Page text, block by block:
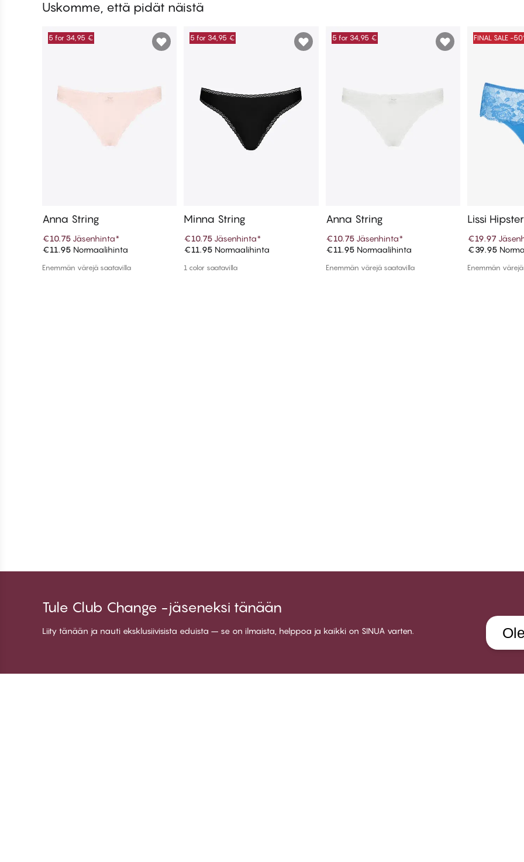
Uskomme, että pidät näistä
Lisää ostoskoriin
5 for 34,95 €
Anna String
€10.75 Jäsenhinta*
€11.95 Normaalihinta
Enemmän värejä saatavilla
Lisää ostoskoriin
5 for 34,95 €
Minna String
€10.75 Jäsenhinta*
€11.95 Normaalihinta
1 color saatavilla
Lisää ostoskoriin
5 for 34,95 €
Anna String
€10.75 Jäsenhinta*
€11.95Normaalihinta
Enemmän värejä saatavilla
FINAL SALE -
Lissi
€19.97
€39.95
Enemmän
Tule Club Change -jäseneksi tänään
Liity tänään ja nauti eksklusiivisista eduista – se on ilmaista, helppoa ja kaikki on SINUA varten.